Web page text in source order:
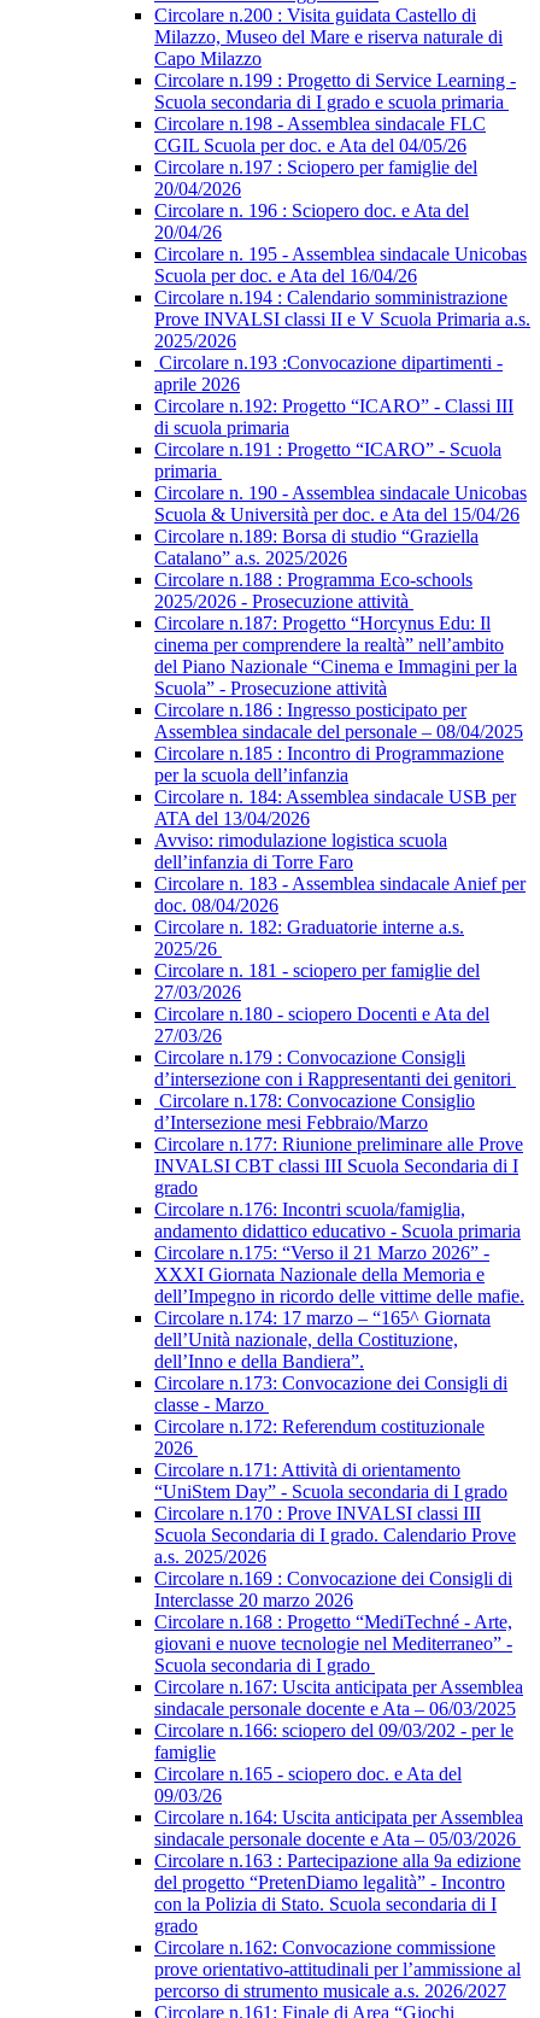
Circolare n.200 : Visita guidata Castello di
Milazzo, Museo del Mare e riserva naturale di
Capo Milazzo
Circolare n.199 : Progetto di Service Learning -
Scuola secondaria di I grado e scuola primaria
Circolare n.198 - Assemblea sindacale FLC
CGIL Scuola per doc. e Ata del 04/05/26
Circolare n.197 : Sciopero per famiglie del
20/04/2026
Circolare n. 196 : Sciopero doc. e Ata del
20/04/26
Circolare n. 195 - Assemblea sindacale Unicobas
Scuola per doc. e Ata del 16/04/26
Circolare n.194 : Calendario somministrazione
Prove INVALSI classi II e V Scuola Primaria a.s.
2025/2026
Circolare n.193 :Convocazione dipartimenti -
aprile 2026
Circolare n.192: Progetto “ICARO” - Classi III
di scuola primaria
Circolare n.191 : Progetto “ICARO” - Scuola
primaria
Circolare n. 190 - Assemblea sindacale Unicobas
Scuola & Università per doc. e Ata del 15/04/26
Circolare n.189: Borsa di studio “Graziella
Catalano” a.s. 2025/2026
Circolare n.188 : Programma Eco-schools
2025/2026 - Prosecuzione attività
Circolare n.187: Progetto “Horcynus Edu: Il
cinema per comprendere la realtà” nell’ambito
del Piano Nazionale “Cinema e Immagini per la
Scuola” - Prosecuzione attività
Circolare n.186 : Ingresso posticipato per
Assemblea sindacale del personale – 08/04/2025
Circolare n.185 : Incontro di Programmazione
per la scuola dell’infanzia
Circolare n. 184: Assemblea sindacale USB per
ATA del 13/04/2026
Avviso: rimodulazione logistica scuola
dell’infanzia di Torre Faro
Circolare n. 183 - Assemblea sindacale Anief per
doc. 08/04/2026
Circolare n. 182: Graduatorie interne a.s.
2025/26
Circolare n. 181 - sciopero per famiglie del
27/03/2026
Circolare n.180 - sciopero Docenti e Ata del
27/03/26
Circolare n.179 : Convocazione Consigli
d’intersezione con i Rappresentanti dei genitori
Circolare n.178: Convocazione Consiglio
d’Intersezione mesi Febbraio/Marzo
Circolare n.177: Riunione preliminare alle Prove
INVALSI CBT classi III Scuola Secondaria di I
grado
Circolare n.176: Incontri scuola/famiglia,
andamento didattico educativo - Scuola primaria
Circolare n.175: “Verso il 21 Marzo 2026” -
XXXI Giornata Nazionale della Memoria e
dell’Impegno in ricordo delle vittime delle mafie.
Circolare n.174: 17 marzo – “165^ Giornata
dell’Unità nazionale, della Costituzione,
dell’Inno e della Bandiera”.
Circolare n.173: Convocazione dei Consigli di
classe - Marzo
Circolare n.172: Referendum costituzionale
2026
Circolare n.171: Attività di orientamento
“UniStem Day” - Scuola secondaria di I grado
Circolare n.170 : Prove INVALSI classi III
Scuola Secondaria di I grado. Calendario Prove
a.s. 2025/2026
Circolare n.169 : Convocazione dei Consigli di
Interclasse 20 marzo 2026
Circolare n.168 : Progetto “MediTechné - Arte,
giovani e nuove tecnologie nel Mediterraneo” -
Scuola secondaria di I grado
Circolare n.167: Uscita anticipata per Assemblea
sindacale personale docente e Ata – 06/03/2025
Circolare n.166: sciopero del 09/03/202 - per le
famiglie
Circolare n.165 - sciopero doc. e Ata del
09/03/26
Circolare n.164: Uscita anticipata per Assemblea
sindacale personale docente e Ata – 05/03/2026
Circolare n.163 : Partecipazione alla 9a edizione
del progetto “PretenDiamo legalità” - Incontro
con la Polizia di Stato. Scuola secondaria di I
grado
Circolare n.162: Convocazione commissione
prove orientativo-attitudinali per l’ammissione al
percorso di strumento musicale a.s. 2026/2027
Circolare n.161: Finale di Area “Giochi